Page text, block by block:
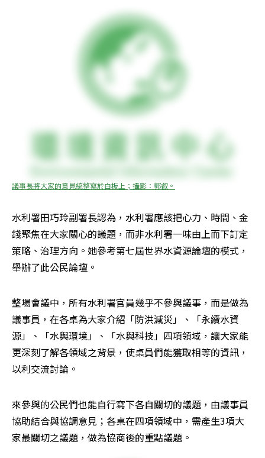
議事長將大家的意見統整寫於白板上；攝影：郭叡。
水利署田巧玲副署長認為，水利署應該把心力、時間、金
錢聚焦在大家關心的議題，而非水利署一味由上而下訂定
策略、治理方向。她參考第七屆世界水資源論壇的模式，
舉辦了此公民論壇。
整場會議中，所有水利署官員幾乎不參與議事，而是做為
議事員，在各桌為大家介紹「防洪減災」、「永續水資
源」、「水與環境」、「水與科技」四項領域，讓大家能
更深刻了解各領域之背景，使桌員們能獲取相等的資訊，
以利交流討論。
來參與的公民們也能自行寫下各自關切的議題，由議事員
協助結合與協調意見；各桌在四項領域中，需產生3項大
家最關切之議題，做為協商後的重點議題。